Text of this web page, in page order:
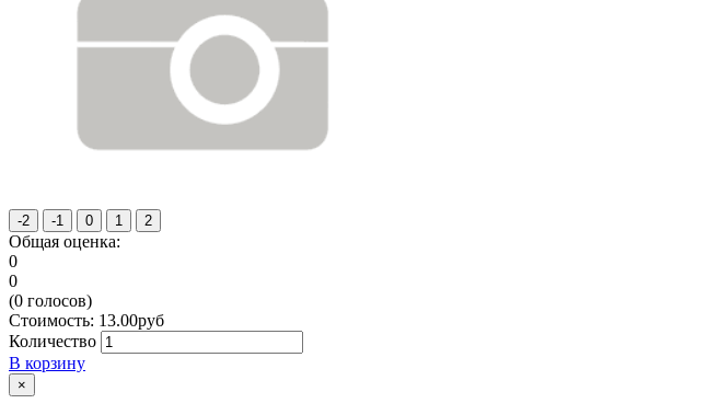
Общая оценка:
0
0
(0 голосов)
Стоимость: 13.00руб
Количество
В корзину
×